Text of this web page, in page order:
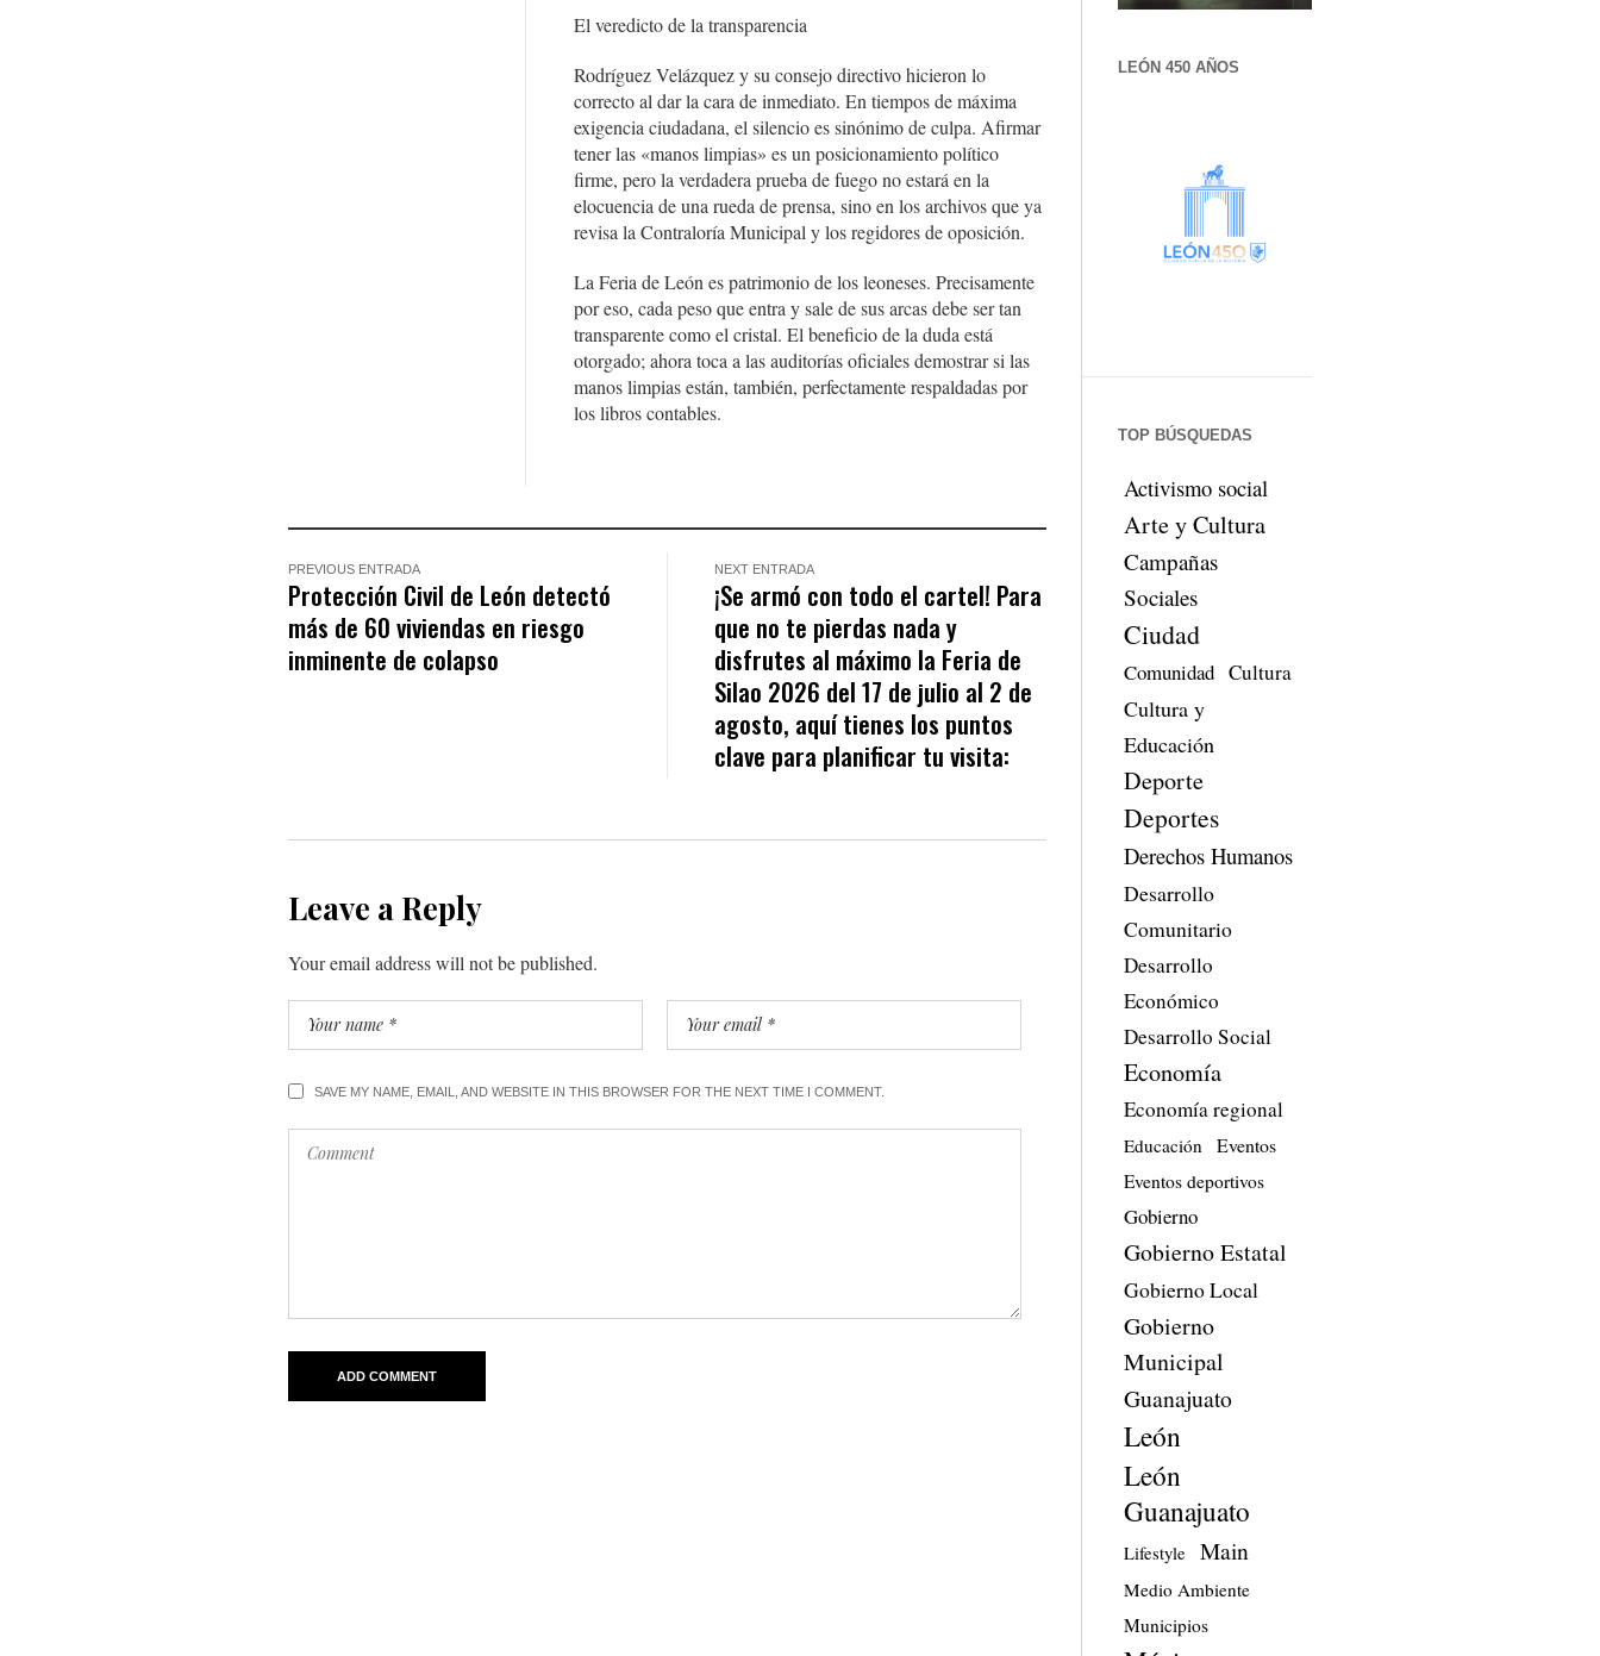
El veredicto de la transparencia
Rodríguez Velázquez y su consejo directivo hicieron lo
correcto al dar la cara de inmediato. En tiempos de máxima
exigencia ciudadana, el silencio es sinónimo de culpa. Afirmar
tener las «manos limpias» es un posicionamiento político
firme, pero la verdadera prueba de fuego no estará en la
elocuencia de una rueda de prensa, sino en los archivos que ya
revisa la Contraloría Municipal y los regidores de oposición.
La Feria de León es patrimonio de los leoneses. Precisamente
por eso, cada peso que entra y sale de sus arcas debe ser tan
transparente como el cristal. El beneficio de la duda está
otorgado; ahora toca a las auditorías oficiales demostrar si las
manos limpias están, también, perfectamente respaldadas por
los libros contables.
PREVIOUS ENTRADA
Protección Civil de León detectó
más de 60 viviendas en riesgo
inminente de colapso
NEXT ENTRADA
¡Se armó con todo el cartel! Para
que no te pierdas nada y
disfrutes al máximo la Feria de
Silao 2026 del 17 de julio al 2 de
agosto, aquí tienes los puntos
clave para planificar tu visita:
Leave a Reply
Your email address will not be published.
SAVE MY NAME, EMAIL, AND WEBSITE IN THIS BROWSER FOR THE NEXT TIME I COMMENT.
LEÓN 450 AÑOS
TOP BÚSQUEDAS
Activismo social
Arte y Cultura
Campañas
Sociales
Ciudad
Comunidad Cultura
Cultura y
Educación
Deporte
Deportes
Derechos Humanos
Desarrollo
Comunitario
Desarrollo
Económico
Desarrollo Social
Economía
Economía regional
Educación Eventos
Eventos deportivos
Gobierno
Gobierno Estatal
Gobierno Local
Gobierno
Municipal
Guanajuato
León
León
Guanajuato
Lifestyle Main
Medio Ambiente
Municipios